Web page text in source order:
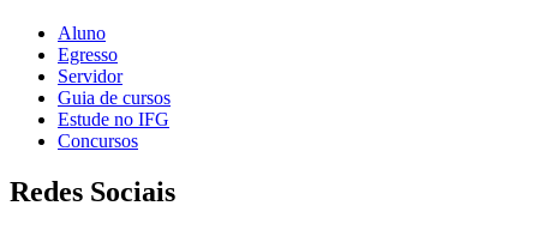
Aluno
Egresso
Servidor
Guia de cursos
Estude no IFG
Concursos
Redes Sociais